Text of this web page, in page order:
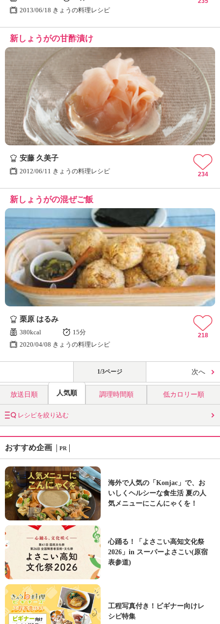
2013/06/18 きょうの料理レシピ
新しょうがの甘酢漬け
安藤 久美子
2012/06/11 きょうの料理レシピ 234
新しょうがの混ぜご飯
栗原 はるみ
380kcal
15分
2020/04/08 きょうの料理レシピ
218
1/3ページ 次へ
放送日順 人気順 調理時間順 低カロリー順
レシピを絞り込む
おすすめ企画 PR
海外で人気の「Konjac」で、お
いしくヘルシーな食生活 夏の人
気メニューにこんにゃくを！
心踊る！「よさこい高知文化祭
2026」in スーパーよさこい(原宿
表参道)
工程写真付き！ビギナー向けレ
シピ特集